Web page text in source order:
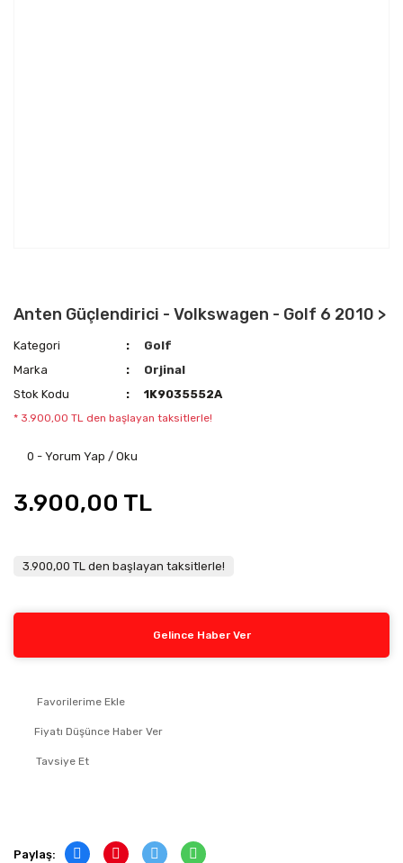
Anten Güçlendirici - Volkswagen - Golf 6 2010 >
Kategori
Golf
Marka
Orjinal
Stok Kodu
1K9035552A
* 3.900,00 TL den başlayan taksitlerle!
0 - Yorum Yap / Oku
3.900,00 TL
3.900,00 TL den başlayan taksitlerle!
Gelince Haber Ver
Fiyatı Düşünce Haber Ver
Tavsiye Et
Paylaş: